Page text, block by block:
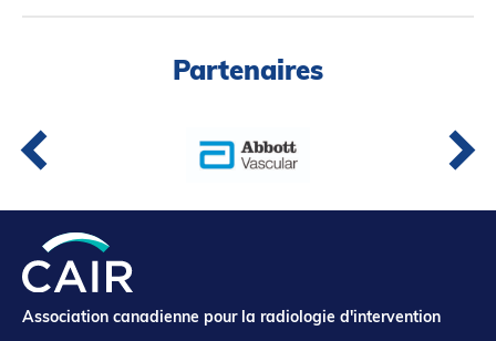
Partenaires
Association canadienne pour la radiologie d'intervention